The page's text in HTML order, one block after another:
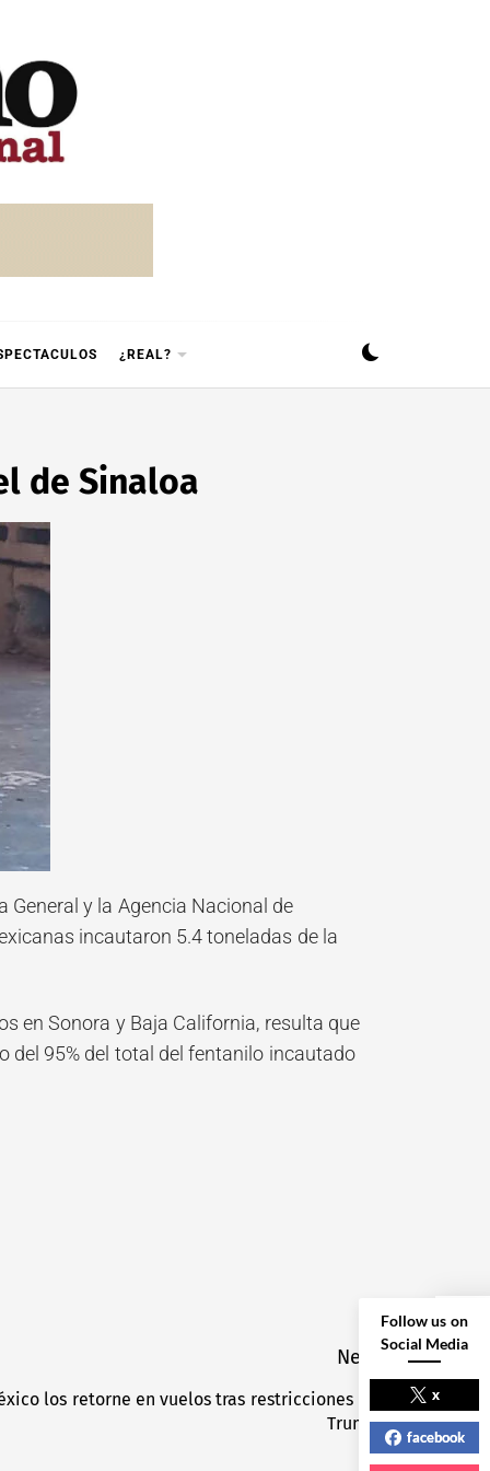
¿REAL?
de Sinaloa
General y la Agencia Nacional de
incautaron 5.4 toneladas de la
en Sonora y Baja California, resulta que
del 95% del total del fentanilo incautado
Next
Next
post:
los retorne en vuelos tras restricciones de
Trump
NEXT POST
Follow us on
Social Media
x
facebook